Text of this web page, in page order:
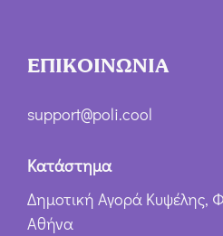
ΕΠΙΚΟΙΝΩΝΙΑ
support@poli.cool
Κατάστημα
Δημοτική Αγορά Κυψέλης,
Αθήνα